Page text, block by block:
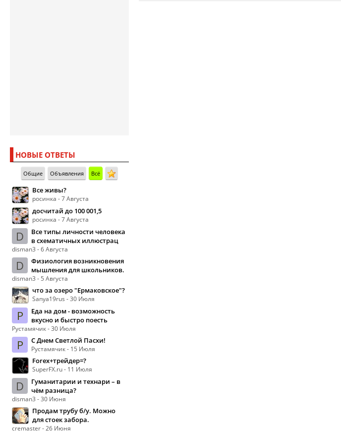
НОВЫЕ ОТВЕТЫ
Общие Объявления Всё
Все живы?
росинка - 7 Августа
досчитай до 100 001,5
росинка - 7 Августа
D
Все типы личности человека
в схематичных иллюстрац
disman3 - 6 Августа
D
Физиология возникновения
мышления для школьников.
disman3 - 5 Августа
что за озеро "Ермаковское"?
Sanya19rus - 30 Июля
Р
Еда на дом - возможность
вкусно и быстро поесть
Рустамячик - 30 Июля
Р С Днем Светлой Пасхи!
Рустамячик - 15 Июля
Forex+трейдер=?
SuperFX.ru - 11 Июля
D
Гуманитарии и технари – в
чём разница?
disman3 - 30 Июня
Продам трубу б/у. Можно
для стоек забора.
cremaster - 26 Июня